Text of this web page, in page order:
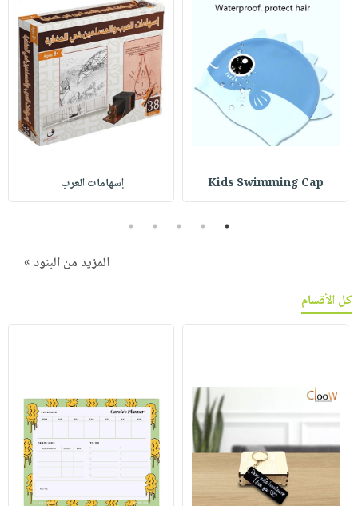
Kids Swimming Cap إسهامات‭ ‬العرب‭ ‬
1
2
3
4
5
المزيد من البنود »
كل الأقسام